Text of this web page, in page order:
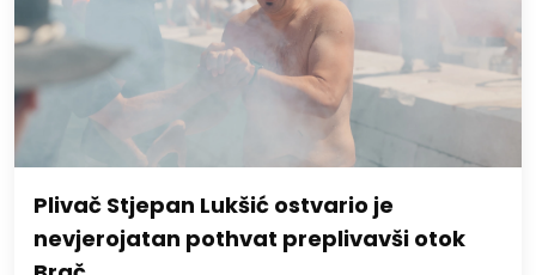
Plivač Stjepan Lukšić ostvario je
nevjerojatan pothvat preplivavši otok